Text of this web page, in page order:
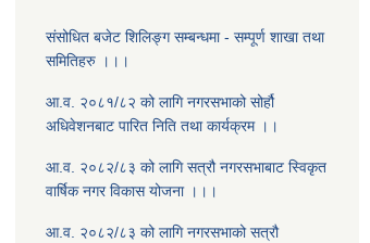
संसोधित बजेट शिलिङ्ग सम्बन्धमा - सम्पूर्ण शाखा तथा
समितिहरु ।।।
आ.व. २०८१/८२ को लागि नगरसभाको सोर्हौ
अधिवेशनबाट पारित निति तथा कार्यक्रम ।।
आ.व. २०८२/८३ को लागि सत्रौ नगरसभाबाट स्विकृत
वार्षिक नगर विकास योजना ।।।
आ.व. २०८२/८३ को लागि नगरसभाको सत्रौ